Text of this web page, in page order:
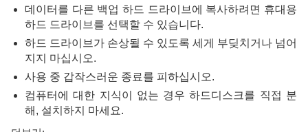
데이터를 다른 백업 하드 드라이브에 복사하려면 휴대용
하드 드라이브를 선택할 수 있습니다.
하드 드라이브가 손상될 수 있도록 세게 부딪치거나 넘어
지지 마십시오.
사용 중 갑작스러운 종료를 피하십시오.
컴퓨터에 대한 지식이 없는 경우 하드디스크를 직접 분
해, 설치하지 마세요.